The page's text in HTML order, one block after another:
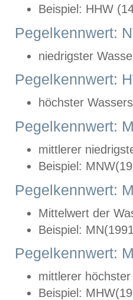
Beispiel: HHW
Pegelkennwert:
niedrigster
Pegelkennwert:
höchster
Pegelkennwert:
mittlerer
Beispiel:
Pegelkennwert:
Mittelwert der
Beispiel:
Pegelkennwert:
mittlerer
Beispiel: